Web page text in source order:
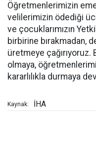
Öğretmenlerimizin
velilerimizin ödediği
ve çocuklarımızın
birbirine bırakmadan,
üretmeye
olmaya,
kararlılıkla durmaya
Kaynak: İHA